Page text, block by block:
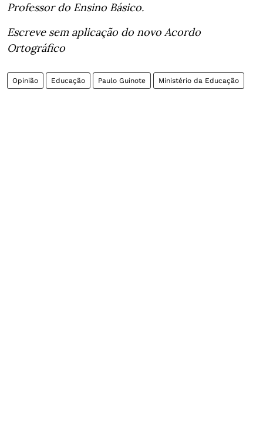
Professor do Ensino Básico.
Escreve sem aplicação do novo Acordo
Ortográfico
Opinião Educação Paulo Guinote Ministério da Educação